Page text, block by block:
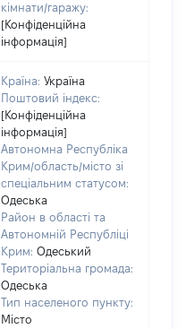
кімнати/гаражу:
[Конфіденційна
інформація]
Країна: Україна
Поштовий індекс:
[Конфіденційна
інформація]
Автономна Республіка
Крим/область/місто зі
спеціальним статусом:
Одеська
Район в області та
Автономній Республіці
Крим: Одеський
Територіальна громада:
Одеська
Тип населеного пункту:
Місто